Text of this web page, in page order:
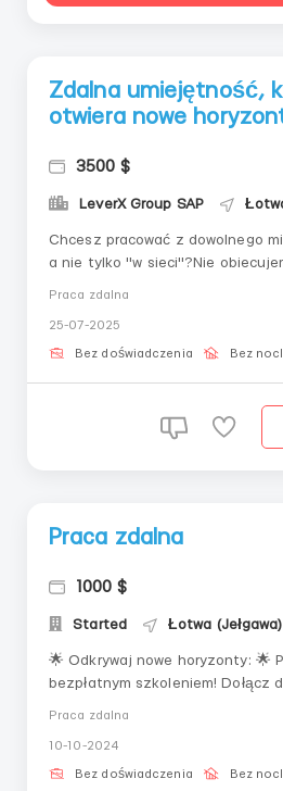
Zdalna umiejętność,
otwiera nowe
3500 $
LeverX Group SAP
Chcesz pracować z dowolnego
a nie tylko "w sieci"?Nie
którzy chcą zrozumieć rynek
chcą trac...
Praca zdalna
25-07-2025
Bez doświadczenia Bez
Praca zdalna
1000 $
Started Łotwa (Jełgawa)
🌟 Odkrywaj nowe horyzonty: 🌟
bezpłatnym szkoleniem! Dołącz
osiągania celów i wytrwałość.•
ludźmi o różnych
Praca zdalna
10-10-2024
Bez doświadczenia Bez